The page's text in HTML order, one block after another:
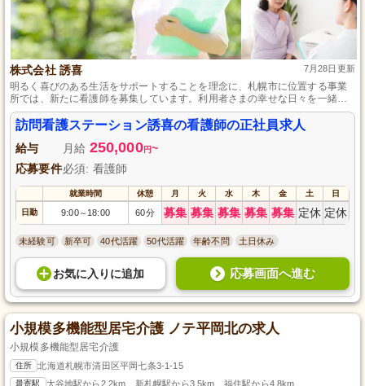
株式会社 誘喜 7月28日更新
明るく喜びのある生活をサポートすることを理念に、札幌市に位置する事業
所では、新たに看護師を募集しています。利用者さまの幸せな日々を一緒に
創造し、チームで協力しながらサービスを提供する仕事です。正社員として
の安定した雇用、社会保険完備、退職金制度、通勤手当支給といった充実し
た福利厚生を用意して、長期で働ける環境を整えています。看護師としての
経験を活かし、札幌市で新たなキャリアを築いてみませんか？
訪問看護ステーション誘喜の看護師の正社員求人
給与 月給 250,000円~
応募要件必須: 看護師
就業時間 休憩 月 火 水 木 金 土 日
日勤 9:00～ 18:00 60分 募集 募集 募集 募集 募集 定休 定休
未経験可 新卒可 40代活躍 50代活躍 年齢不問 土日休み
お気に入り に追加 応募画面へ進む
小規模多機能型居宅介護 ノテ平岡北の求人
小規模多機能型居宅介護
住所 北海道札幌市清田区平岡七条3-1-15
最寄駅 大谷地駅から2.2km、新札幌駅から3.5km、福住駅から4.8km